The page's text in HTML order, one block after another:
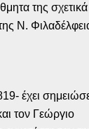
της
Ν.
έχει
τον Γεώργιο